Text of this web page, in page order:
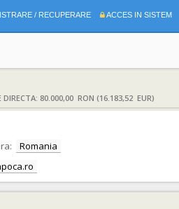
/ RECUPERARE ACCES IN SISTEM
DIRECTA: 80.000,00 RON (16.183,52 EUR)
Romania